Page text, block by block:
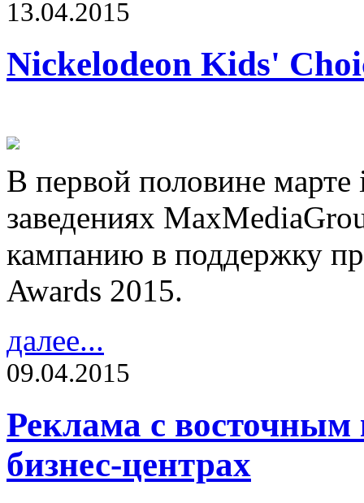
13.04.2015
Nickelodeon Kids'
В первой половине
заведениях
кампанию в поддержку
Awards 2015.
далее...
09.04.2015
Реклама с
бизнес-центрах